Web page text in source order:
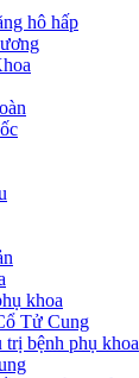
hô hấp
khoa
Tử Cung
trị bệnh phụ khoa